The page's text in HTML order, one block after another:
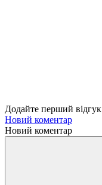
Додайте перший відгук
Новий коментар
Новий коментар